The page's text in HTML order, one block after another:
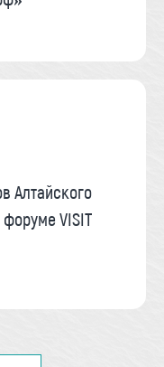
Алтайского
VISIT